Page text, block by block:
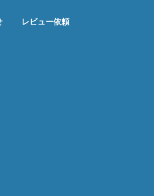
レビュー依頼